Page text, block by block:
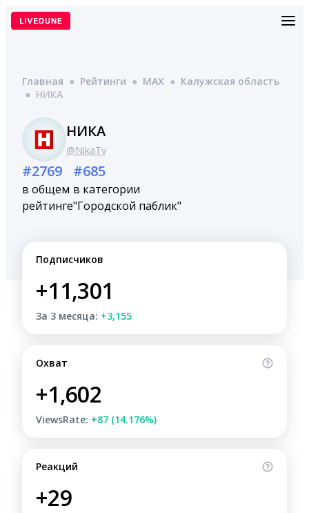
Перейти
Главная ● Рейтинги ● MAX ● Калужская область
● НИКА
НИКА
@NikaTv
#2769
в общем
рейтинге
#685
в категории
"Городской паблик"
Подписчиков
+11,301
За 3 месяца: +3,155
Охват
+1,602
ViewsRate: +87 (14.176%)
Реакций
+29